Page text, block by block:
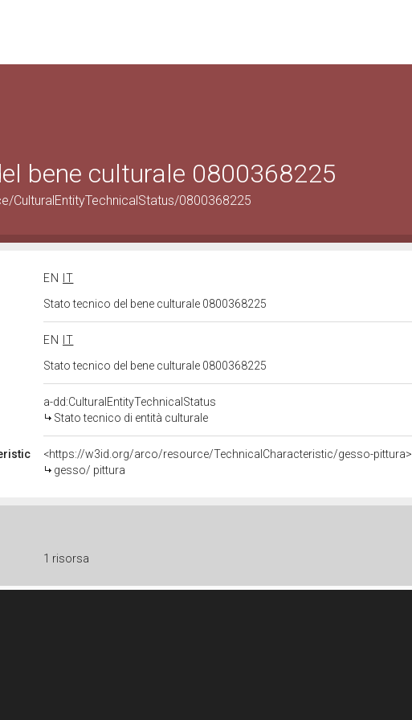
bene culturale 0800368225
CulturalEntityTechnicalStatus/0800368225
EN
IT
Stato tecnico del bene culturale 0800368225
EN
IT
Stato tecnico del bene culturale 0800368225
a-dd:CulturalEntityTechnicalStatus
Stato tecnico di entità culturale
<https://w3id.org/arco/resource/TechnicalCharacteristic/gesso-pittura>
gesso/ pittura
1 risorsa